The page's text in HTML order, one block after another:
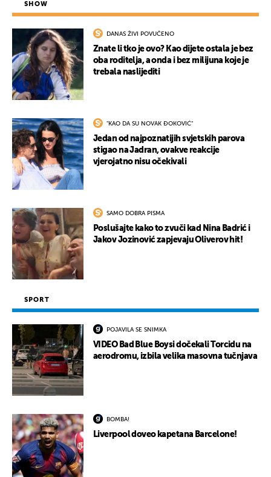
SHOW
DANAS ŽIVI POVUČENO
Znate li tko je ovo? Kao dijete ostala je bez
oba roditelja, a onda i bez milijuna koje je
trebala naslijediti
"KAO DA SU NOVAK ĐOKOVIĆ"
Jedan od najpoznatijih svjetskih parova
stigao na Jadran, ovakve reakcije
vjerojatno nisu očekivali
SAMO DOBRA PISMA
Poslušajte kako to zvuči kad Nina Badrić i
Jakov Jozinović zapjevaju Oliverov hit!
SPORT
POJAVILA SE SNIMKA
VIDEO Bad Blue Boysi dočekali Torcidu na
aerodromu, izbila velika masovna tučnjava
BOMBA!
Liverpool doveo kapetana Barcelone!